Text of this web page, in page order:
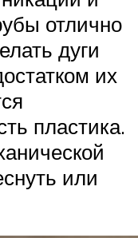
отлично
дуги
их
пластика.
или